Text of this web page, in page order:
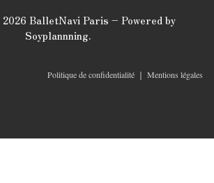
BalletNavi Paris – Powered by
Soyplannning.
Politique de confidentialité ｜ Mentions légales